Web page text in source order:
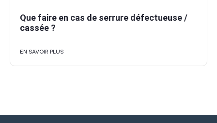
Que faire en cas de serrure défectueuse /
cassée ?
EN SAVOIR PLUS